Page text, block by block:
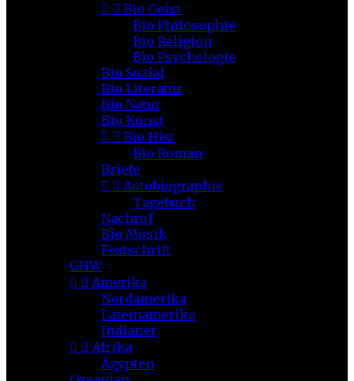
  Bio Geist
Bio Philosophie
Bio Religion
Bio Psychologie
Bio Sozial
Bio Literatur
Bio Natur
Bio Kunst
  Bio Hist
Bio Roman
Briefe
  Autobiographie
Tagebuch
Nachruf
Bio Musik
Festschrift
GHW
  Amerika
Nordamerika
Lateinamerika
Indianer
  Afrika
Ägypten